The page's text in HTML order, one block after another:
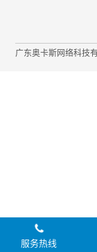
广东奥卡斯网络科技
服务热线